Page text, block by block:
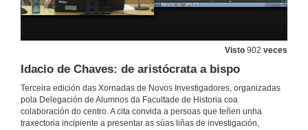
Visto 902 veces
Idacio de Chaves: de aristócrata a bispo
Terceira edición das Xornadas de Novos Investigadores, organizadas
pola Delegación de Alumnos da Facultade de Historia coa
colaboración do centro. A cita convida a persoas que teñen unha
traxectoria incipiente a presentar as súas liñas de investigación,
13 de nov. de 2013
Rolda de preguntas: Aproximación á muller rural da Idade Moderna, a muller rural da comarca carballinesa
13 de nov. de 2013